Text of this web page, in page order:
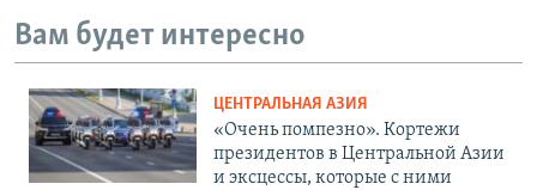
Вам будет интересно
ЦЕНТРАЛЬНАЯ АЗИЯ
«Очень помпезно». Кортежи
президентов в Центральной Азии
и эксцессы, которые с ними